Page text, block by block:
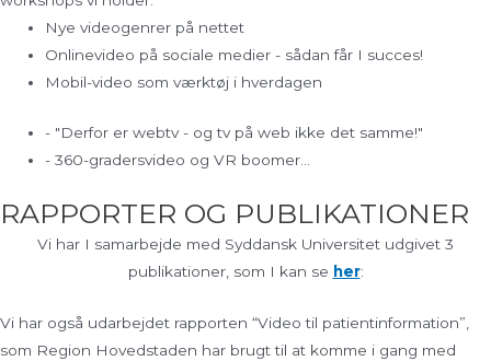
Nye videogenrer på nettet
Onlinevideo på sociale medier - sådan får I succes!
Mobil-video som værktøj i hverdagen
- "Derfor er webtv - og tv på web ikke det samme!"
- 360-gradersvideo og VR boomer...
RAPPORTER OG PUBLIKATIONER
Vi har I samarbejde med Syddansk Universitet udgivet 3
publikationer, som I kan se her:
Vi har også udarbejdet rapporten “Video til patientinformation”,
som Region Hovedstaden har brugt til at komme i gang med